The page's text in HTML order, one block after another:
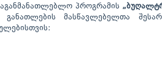
პროგრამის
მასწავლებელთა